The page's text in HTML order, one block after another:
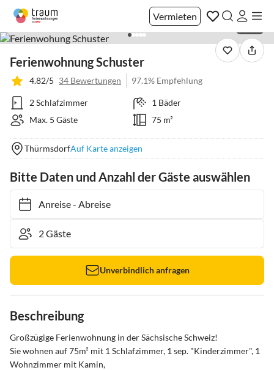
Vermieten
Ferienwohnung Schuster
4.82/5 34 Bewertungen 97.1% Empfehlung
2 Schlafzimmer
1 Bäder
Max. 5 Gäste
75 m²
ThürmsdorfAuf Karte anzeigen
Bitte Daten und Anzahl der Gäste auswählen
Anreise- Abreise
Unverbindlich anfragen
Beschreibung
Großzügige Ferienwohnung in der Sächsische Schweiz!
Sie wohnen auf 75m² mit 1 Schlafzimmer, 1 sep. "Kinderzimmer", 1
Wohnzimmer mit Kamin,